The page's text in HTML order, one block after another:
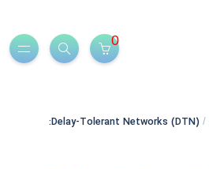
Delay-Tolerant Networks (DTN):